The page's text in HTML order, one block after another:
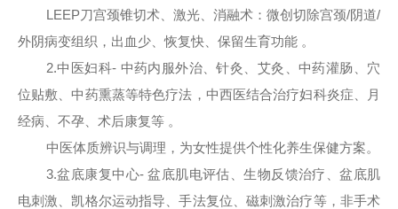
LEEP刀宫颈锥切术、激光、消融术：微创切除宫颈/阴道/
外阴病变组织，出血少、恢复快、保留生育功能 。
2.中医妇科- 中药内服外治、针灸、艾灸、中药灌肠、穴
位贴敷、中药熏蒸等特色疗法，中西医结合治疗妇科炎症、月
经病、不孕、术后康复等 。
中医体质辨识与调理，为女性提供个性化养生保健方案。
3.盆底康复中心- 盆底肌电评估、生物反馈治疗、盆底肌
电刺激、凯格尔运动指导、手法复位、磁刺激治疗等，非手术